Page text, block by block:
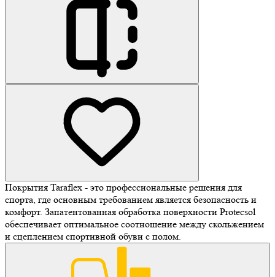
Покрытия Taraflex - это профессиональные решения для
спорта, где основным требованием является безопасность и
комфорт. Запатентованная обработка поверхности Protecsol
обеспечивает оптимальное соотношение между скольжением
и сцеплением спортивной обуви с полом.